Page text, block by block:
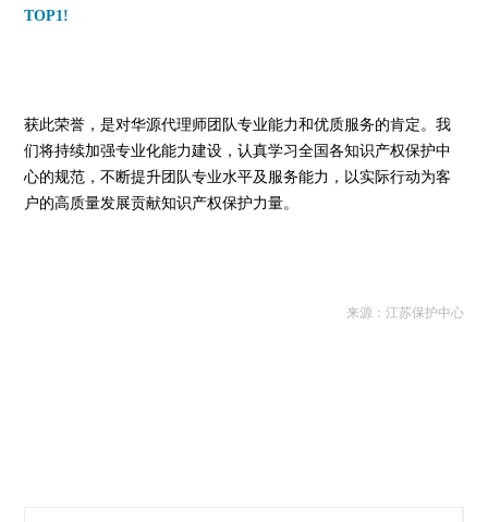
TOP1!
获此荣誉，是对华源代理师团队专业能力和优质服务的肯定。我
们将持续加强专业化能力建设，认真学习全国各知识产权保护中
心的规范，不断提升团队专业水平及服务能力，以实际行动为客
户的高质量发展贡献知识产权保护力量。
来源：江苏保护中心